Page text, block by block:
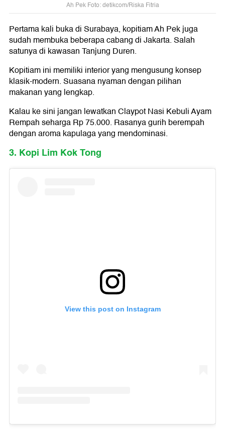
Ah Pek Foto: detikcom/Riska Fitria
Pertama kali buka di Surabaya, kopitiam Ah Pek juga
sudah membuka beberapa cabang di Jakarta. Salah
satunya di kawasan Tanjung Duren.
Kopitiam ini memiliki interior yang mengusung konsep
klasik-modern. Suasana nyaman dengan pilihan
makanan yang lengkap.
Kalau ke sini jangan lewatkan Claypot Nasi Kebuli Ayam
Rempah seharga Rp 75.000. Rasanya gurih berempah
dengan aroma kapulaga yang mendominasi.
3. Kopi Lim Kok Tong
View this post on Instagram